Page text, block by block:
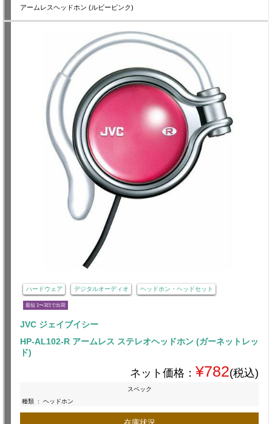
アームレスヘッドホン (ルビーピンク)
ハードウェア デジタルオーディオ ヘッドホン・ヘッドセット
最短 1〜3日で出荷
JVC ジェイブイシー
HP-AL102-R アームレス ステレオヘッドホン (ガーネットレッ
ド)
ネット価格： ¥782(税込)
スペック
種類 : ヘッドホン